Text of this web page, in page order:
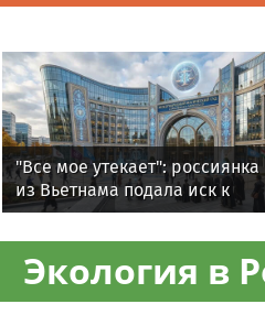
"Все мое утекает": россиянка
из Вьетнама подала иск к
ведьме из Томска, требуя
Экология в